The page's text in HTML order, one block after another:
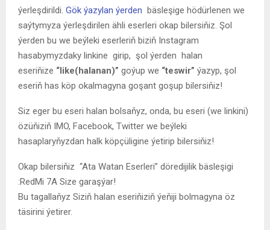
ýerleşdirildi. Gök ýazylan ýerden bäsleşige hödürlenen we
saýtymyza ýerleşdirilen ähli eserleri okap bilersiňiz. Şol
ýerden bu we beýleki eserleriň biziň Instagram
hasabymyzdaky linkine girip, şol ýerden halan
eseriňize “like(halanan)” goýup we “teswir” ýazyp, şol
eseriň has köp okalmagyna goşant goşup bilersiňiz!
Siz eger bu eseri halan bolsaňyz, onda, bu eseri (we linkini)
özüňiziň IMO, Facebook, Twitter we beýleki
hasaplaryňyzdan halk köpçüligine ýetirip bilersiňiz!
Okap bilersiňiz “Ata Watan Eserleri” döredijilik bäsleşigi
:RedMi 7A Size garaşýar!
Bu tagallaňyz Siziň halan eseriňiziň ýeňiji bolmagyna öz
täsirini ýetirer.